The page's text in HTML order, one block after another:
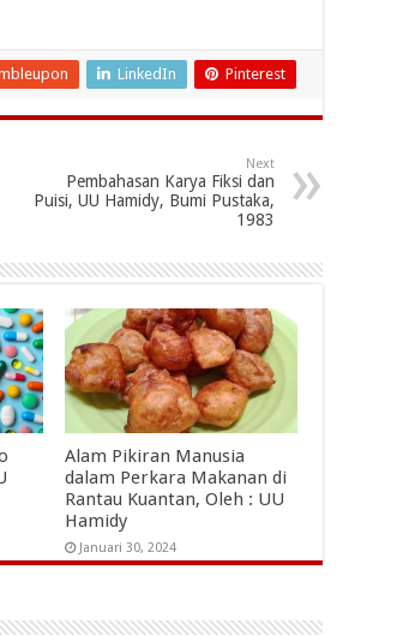
LinkedIn Pinterest
Next
Pembahasan Karya Fiksi dan
Puisi, UU Hamidy, Bumi Pustaka,
1983
Alam Pikiran Manusia
dalam Perkara Makanan di
Rantau Kuantan, Oleh : UU
Hamidy
Januari 30, 2024